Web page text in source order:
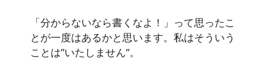
「分からないなら書くなよ！」って思ったこ
とが一度はあるかと思います。私はそういう
ことは”いたしません”。